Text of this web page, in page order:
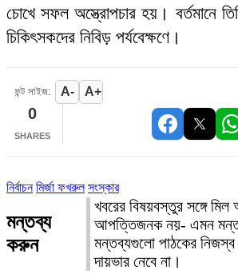
চোখে সফল অস্ত্রোপচার হয়। বর্তমানে
চিকিৎসকদের নিবিড় পর্যবেক্ষণে।
ফন্ট সাইজ: A- A+
0
SHARES
নির্বাচন মির্জা ফখরুল সংস্কার
মন্তব্য
করুন
খবরের বিষয়বস্তুর সঙ্গে
আপত্তিজনক নয়- এমন
মন্তব্যগুলো পাঠকের
দায়ভার নেবে না।